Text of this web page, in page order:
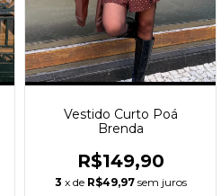
Vestido Curto Poá
Brenda
R$149,90
3 x de R$49,97 sem juros